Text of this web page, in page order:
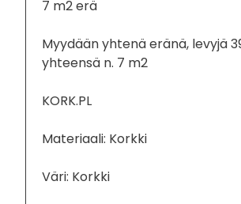
7 m2 erä
Myydään yhtenä eränä, levyjä
yhteensä n. 7 m2
KORK.PL
Materiaali: Korkki
Väri: Korkki